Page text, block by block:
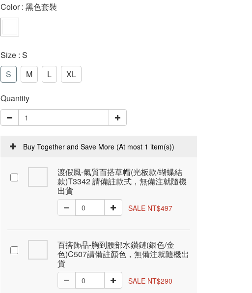
Color: 黑色套裝
Size : S
S
M L XL
Quantity
Buy Together and Save More (At most 1 item(s))
渡假風-氣質百搭草帽(光板款/蝴蝶結
款)T3342 請備註款式，無備注就隨機
出貨
SALE NT$497
百搭飾品-胸到腰部水鑽鏈(銀色/金
色)C507請備註顏色，無備注就隨機出
貨
SALE NT$290